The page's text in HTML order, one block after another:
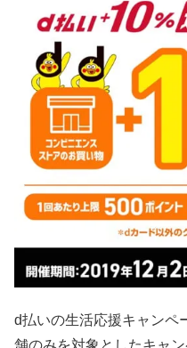
d払いの生活応援キャンペ
舗のみを対象としたキャ